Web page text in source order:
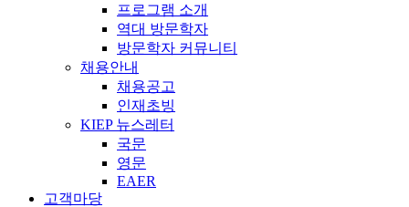
프로그램 소개
역대 방문학자
방문학자 커뮤니티
채용안내
채용공고
인재초빙
KIEP 뉴스레터
국문
영문
EAER
고객마당